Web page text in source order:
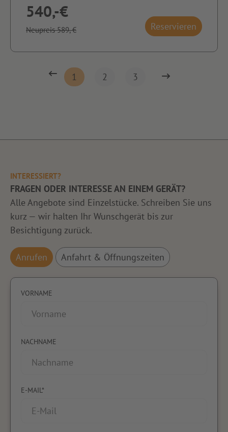
540,-€
Neupreis 589,-€ Reservieren
1 2 3
INTERESSIERT?
FRAGEN ODER INTERESSE AN EINEM GERÄT?
Alle Angebote sind Einzelstücke. Schreiben Sie uns
kurz — wir halten Ihr Wunschgerät bis zur
Besichtigung zurück.
Anrufen Anfahrt & Öffnungszeiten
VORNAME
NACHNAME
E-MAIL*